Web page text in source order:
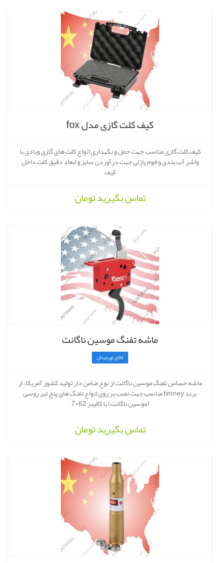
کیف کلت گازی مدل fox
کیف کلت گازی مناسب جهت حمل و نگهداری انواع کلت های گازی وبادی با
واشر آب بندی و فوم پازلی جهت درآوردن سایز و ابعاد دقیق کلت داخل
کیف
تماس بگیریدتومان
ماشه تفنگ موسین ناگانت
کالای اورجینال
ماشه حساس تفنگ موسین ناگانت از نوع ضامن دار تولید کشور آمریکا، از
برند timney مناسب جهت نصب بر روی انواع تفنگ های پنج تیر روسی
(موسین ناگانت) با کالیبر 62×7
تماس بگیریدتومان